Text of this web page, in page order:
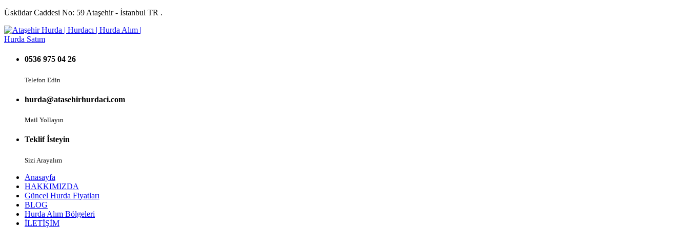
Üsküdar Caddesi No: 59 Ataşehir - İstanbul TR .
0536 975 04 26
Telefon Edin
hurda@atasehirhurdaci.com
Mail Yollayın
Teklif İsteyin
Sizi Arayalım
Anasayfa
HAKKIMIZDA
Güncel Hurda Fiyatları
BLOG
Hurda Alım Bölgeleri
İLETİŞİM